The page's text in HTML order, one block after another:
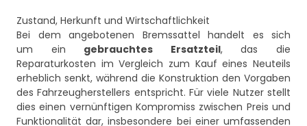
Zustand, Herkunft und Wirtschaftlichkeit
Bei dem angebotenen Bremssattel handelt es sich
um ein gebrauchtes Ersatzteil, das die
Reparaturkosten im Vergleich zum Kauf eines Neuteils
erheblich senkt, während die Konstruktion den Vorgaben
des Fahrzeugherstellers entspricht. Für viele Nutzer stellt
dies einen vernünftigen Kompromiss zwischen Preis und
Funktionalität dar, insbesondere bei einer umfassenden